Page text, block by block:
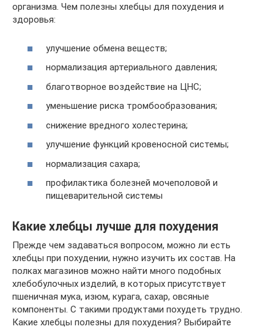
организма. Чем полезны хлебцы для похудения и
здоровья:
улучшение обмена веществ;
нормализация артериального давления;
благотворное воздействие на ЦНС;
уменьшение риска тромбообразования;
снижение вредного холестерина;
улучшение функций кровеносной системы;
нормализация сахара;
профилактика болезней мочеполовой и
пищеварительной системы
Какие хлебцы лучше для похудения
Прежде чем задаваться вопросом, можно ли есть
хлебцы при похудении, нужно изучить их состав. На
полках магазинов можно найти много подобных
хлебобулочных изделий, в которых присутствует
пшеничная мука, изюм, курага, сахар, овсяные
компоненты. С такими продуктами похудеть трудно.
Какие хлебцы полезны для похудения? Выбирайте